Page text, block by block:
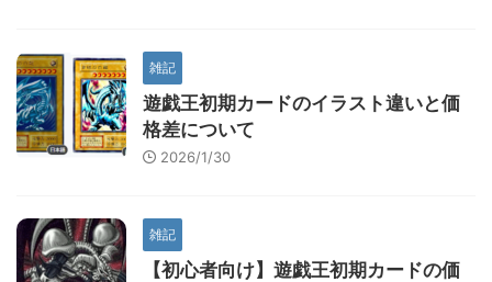
雑記
遊戯王初期カードのイラスト違いと価
格差について
2026/1/30
雑記
【初心者向け】遊戯王初期カードの価